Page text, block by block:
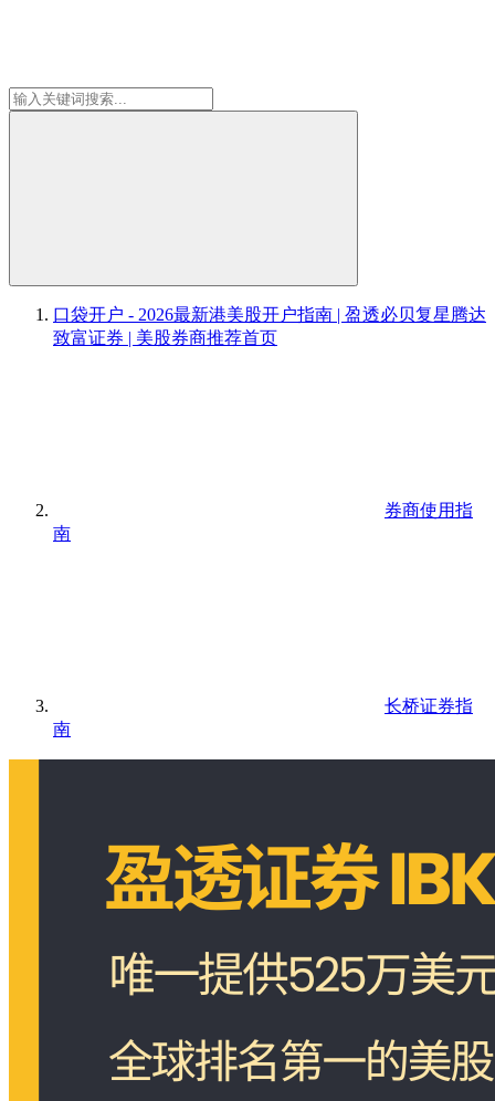
口袋开户 - 2026最新港美股开户指南 | 盈透必贝复星腾达
致富证券 | 美股券商推荐首页
券商使用指
南
长桥证券指
南